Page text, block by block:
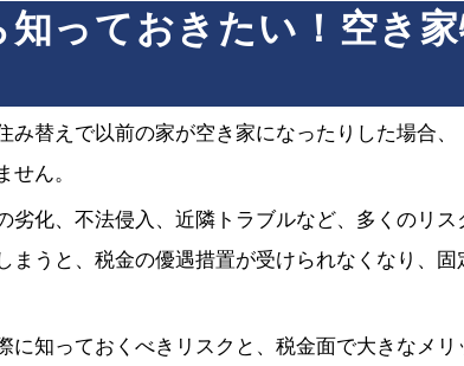
っておきたい！空き
み替えで以前の家が空き家になったりした場合
ん。
劣化、不法侵入、近隣トラブルなど、多くのリ
まうと、税金の優遇措置が受けられなくなり、
に知っておくべきリスクと、税金面で大きなメリ